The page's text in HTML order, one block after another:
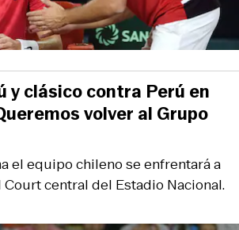
el equipo chileno se enfrentará a
central del Estadio Nacional.
y clásico contra Perú en
volver al Grupo